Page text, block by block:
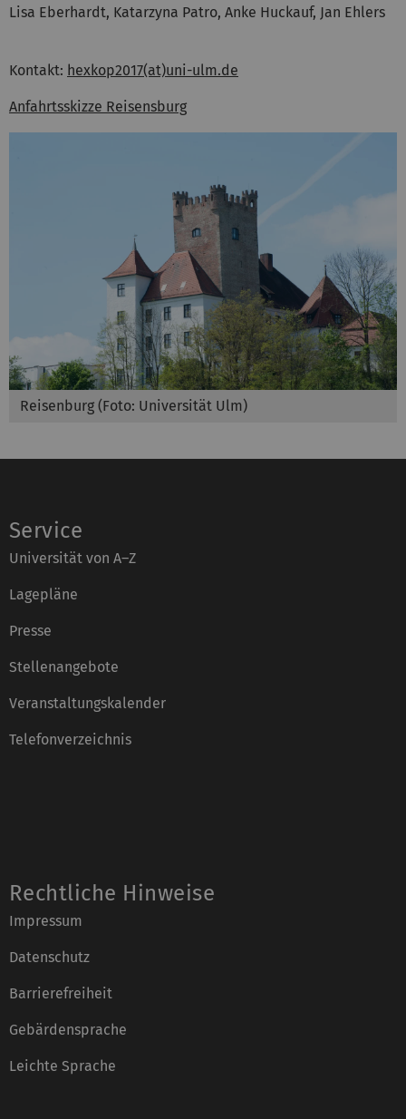
Lisa Eberhardt, Katarzyna Patro, Anke Huckauf, Jan Ehlers
Kontakt: hexkop2017(at)uni-ulm.de
Anfahrtsskizze Reisensburg
Reisenburg (Foto: Universität Ulm)
Service
Universität von A–Z
Lagepläne
Presse
Stellenangebote
Veranstaltungskalender
Telefonverzeichnis
Rechtliche Hinweise
Impressum
Datenschutz
Barrierefreiheit
Gebärdensprache
Leichte Sprache